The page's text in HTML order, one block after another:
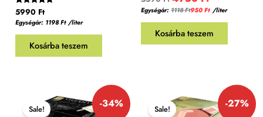
Értékelés:
5.00
/ 5
5990 Ft
Egységár: 1198Ft /liter
Kosárba teszem
5.00
/ 5
Egységár: 1118Ft950 Ft /liter
Kosárba teszem
-34%
Sale!
Original
price
was:
Current
price
is:
-27%
Sale!
Original
price
was:
Current
price
is: